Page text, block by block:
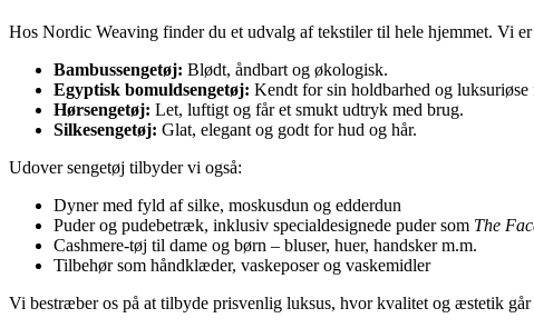
Hos Nordic Weaving finder du et udvalg af tekstiler til hele hjemmet. Vi
Bambussengetøj: Blødt, åndbart og økologisk.
Egyptisk bomuldsengetøj: Kendt for sin holdbarhed og luksuriøse
Hørsengetøj: Let, luftigt og får et smukt udtryk med brug.
Silkesengetøj: Glat, elegant og godt for hud og hår.
Udover sengetøj tilbyder vi også:
Dyner med fyld af silke, moskusdun og edderdun
Puder og pudebetræk, inklusiv specialdesignede puder som The
Cashmere-tøj til dame og børn – bluser, huer, handsker m.m.
Tilbehør som håndklæder, vaskeposer og vaskemidler
Vi bestræber os på at tilbyde prisvenlig luksus, hvor kvalitet og æstetik